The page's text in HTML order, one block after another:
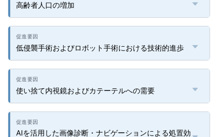
高齢者人口の増加
低侵襲手術およびロボット手術における技術的進歩
使い捨て内視鏡およびカテーテルへの需要
AIを活用した画像診断・ナビゲーションによる処置効